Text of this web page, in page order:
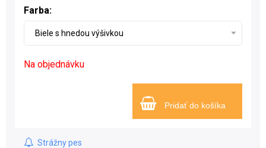
Farba:
Biele s hnedou výšivkou
Na objednávku
Pridať do košíka
Strážny pes